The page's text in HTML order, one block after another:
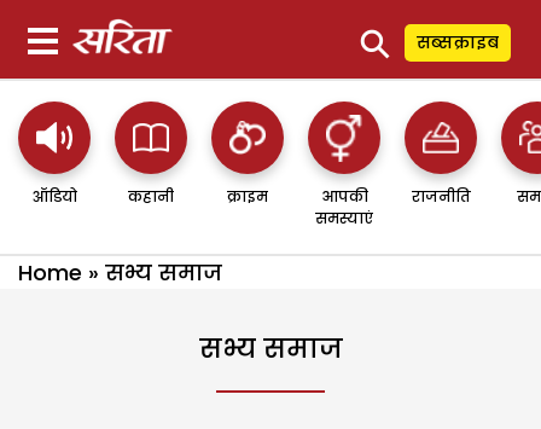
⚲ सब्सक्राइब
ऑडियो कहानी क्राइम
आपकी
समस्याएं
राजनीति
Home » सभ्य समाज
सभ्य समाज